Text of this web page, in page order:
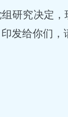
研究决定
发给你们，